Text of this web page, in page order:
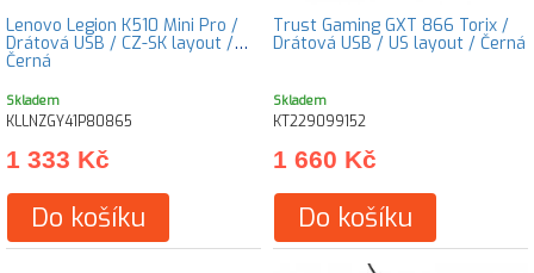
Lenovo Legion K510 Mini Pro /
Drátová USB / CZ-SK layout /
Černá
Skladem
KLLNZGY41P80865
1 333 Kč
Do košíku
Trust Gaming GXT 866 Torix /
Drátová USB / US layout / Černá
Skladem
KT229099152
1 660 Kč
Do košíku